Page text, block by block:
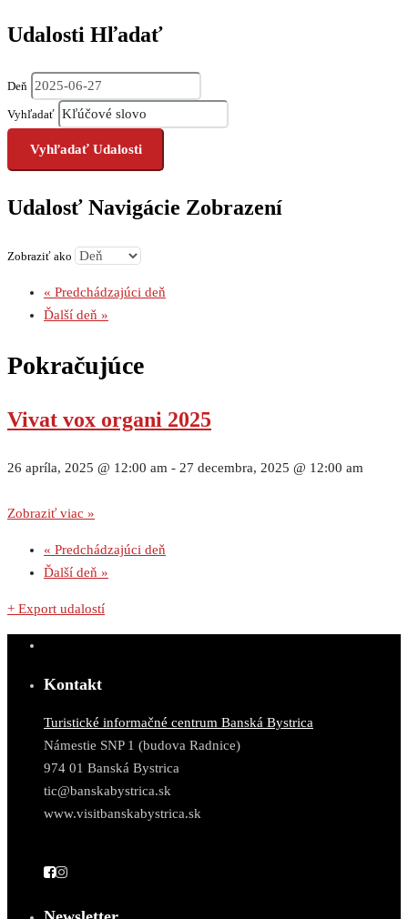
Udalosti Hľadať
Deň
Vyhľadať
Udalosť Navigácie Zobrazení
Zobraziť ako
« Predchádzajúci deň
Ďalší deň »
Pokračujúce
Vivat vox organi 2025
26 apríla, 2025 @ 12:00 am - 27 decembra, 2025 @ 12:00 am
Zobraziť viac »
« Predchádzajúci deň
Ďalší deň »
+ Export udalostí
Kontakt
Turistické informačné centrum Banská Bystrica
Námestie SNP 1 (budova Radnice)
974 01 Banská Bystrica
tic@banskabystrica.sk
www.visitbanskabystrica.sk